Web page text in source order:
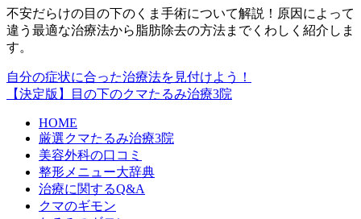
不安だらけの目の下のくま手術について解説！原因によって
違う最適な治療法から脂肪除去の方法までくわしく紹介しま
す。
自分の症状に合った治療法を見付けよう！
【決定版】目の下のクマたるみ治療3院
HOME
厳選クマたるみ治療3院
美容外科の口コミ
整形メニュー大辞典
治療に関するQ&A
クマのギモン